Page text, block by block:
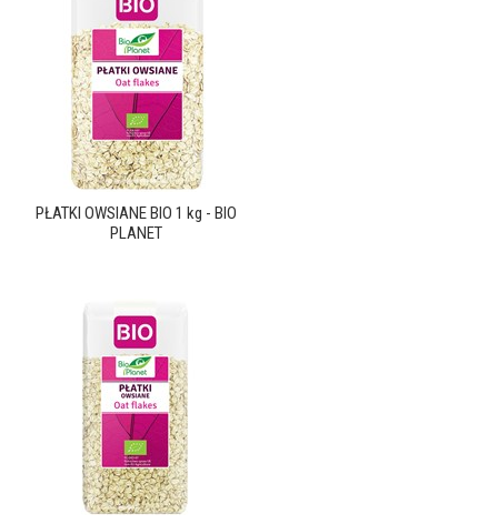
PŁATKI OWSIANE BIO 1 kg - BIO
PLANET